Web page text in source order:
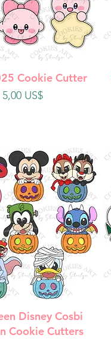
rápida
Cookie Cutter
Precio
5,00 US$
rápida
Disney Cosbi
Cookie Cutters